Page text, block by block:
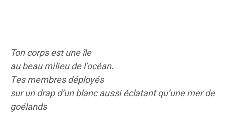
Ton corps est une île
au beau milieu de l’océan.
Tes membres déployés
sur un drap d’un blanc aussi éclatant qu’une mer de
goélands